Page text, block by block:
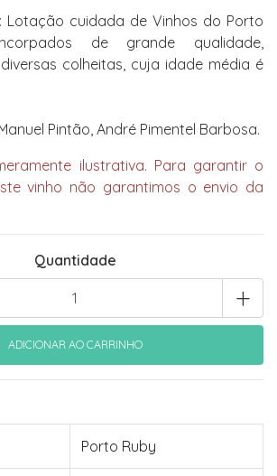
Lotação cuidada de Vinhos do Porto
de grande qualidade,
colheitas, cuja idade média é
Pintão, André Pimentel Barbosa.
ilustrativa. Para garantir o
vinho não garantimos o envio da
Quantidade
+
Porto Ruby